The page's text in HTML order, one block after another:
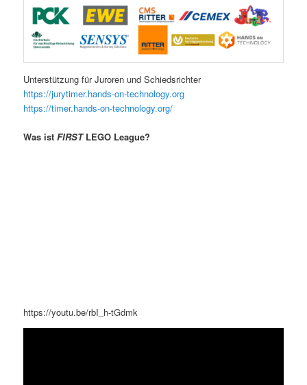
Unterstützung für Juroren und Schiedsrichter
https://jurytimer.hands-on-technology.org
https://timer.hands-on-technology.org/
Was istFIRSTLEGO League?
https://youtu.be/rbI_h-tGdmk